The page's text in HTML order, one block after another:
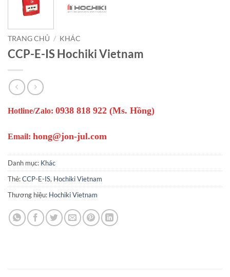
TRANG CHỦ / KHÁC
CCP-E-IS Hochiki Vietnam
Hotline/Zalo: 0938 818 922 (Ms. Hồng)
Email: hong@jon-jul.com
Danh mục: Khác
Thẻ:CCP-E-IS, Hochiki Vietnam
Thương hiệu: Hochiki Vietnam